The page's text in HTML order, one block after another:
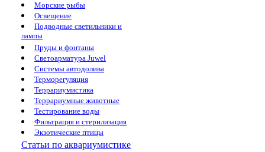
Морские рыбы
Освещение
Подводные светильники и
лампы
Пруды и фонтаны
Светоарматура Juwel
Системы автодолива
Терморегуляция
Террариумистика
Террариумные животные
Тестирование воды
Фильтрация и стерилизация
Экзотические птицы
Статьи по аквариумистике